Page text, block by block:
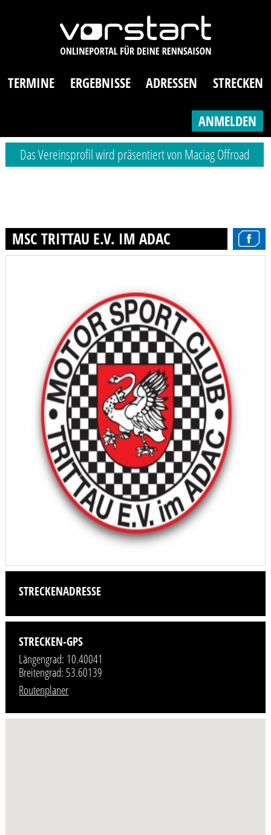
TERMINE ERGEBNISSE ADRESSEN STRECKEN
ANMELDEN
Das Vereinsprofil wird präsentiert von Maciag Offroad
MSC TRITTAU E.V. IM ADAC
STRECKENADRESSE
STRECKEN-GPS
Längengrad: 10.40041
Breitengrad: 53.60139
Routenplaner